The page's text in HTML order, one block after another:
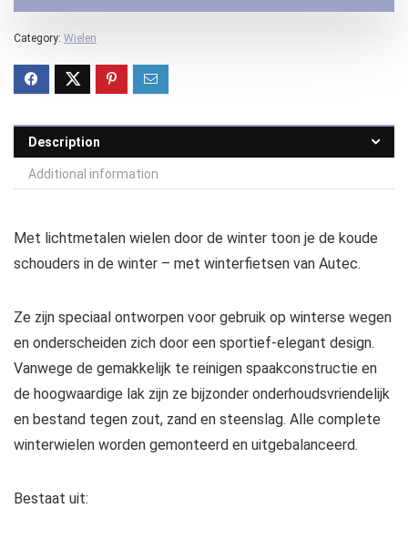
Category: Wielen
Description
Additional information
Met lichtmetalen wielen door de winter toon je de koude
schouders in de winter – met winterfietsen van Autec.
Ze zijn speciaal ontworpen voor gebruik op winterse wegen
en onderscheiden zich door een sportief-elegant design.
Vanwege de gemakkelijk te reinigen spaakconstructie en
de hoogwaardige lak zijn ze bijzonder onderhoudsvriendelijk
en bestand tegen zout, zand en steenslag. Alle complete
winterwielen worden gemonteerd en uitgebalanceerd.
Bestaat uit: